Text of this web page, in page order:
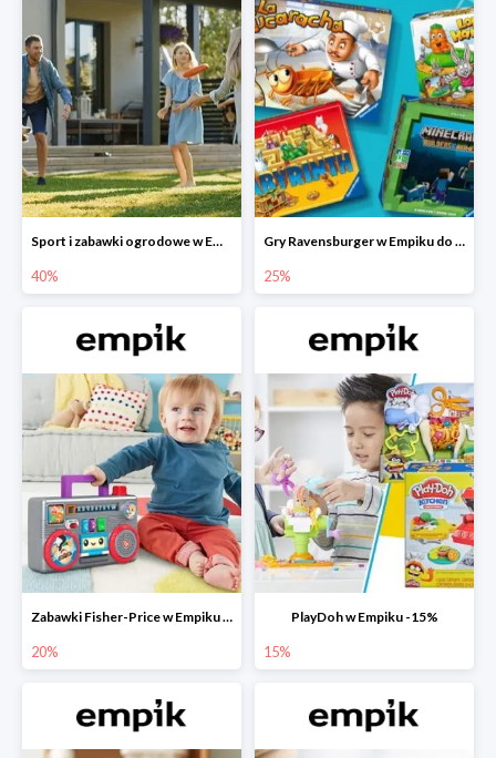
Sport i zabawki ogrodowe w Empiku do -40%
40%
Gry Ravensburger w Empiku do -25%
25%
Zabawki Fisher-Price w Empiku do -20%
20%
PlayDoh w Empiku -15%
15%